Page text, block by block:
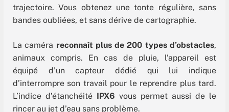
trajectoire. Vous obtenez une tonte régulière, sans
bandes oubliées, et sans dérive de cartographie.
La caméra reconnaît plus de 200 types d’obstacles,
animaux compris. En cas de pluie, l’appareil est
équipé d’un capteur dédié qui lui indique
d’interrompre son travail pour le reprendre plus tard.
L’indice d’étanchéité IPX6 vous permet aussi de le
rincer au jet d’eau sans problème.